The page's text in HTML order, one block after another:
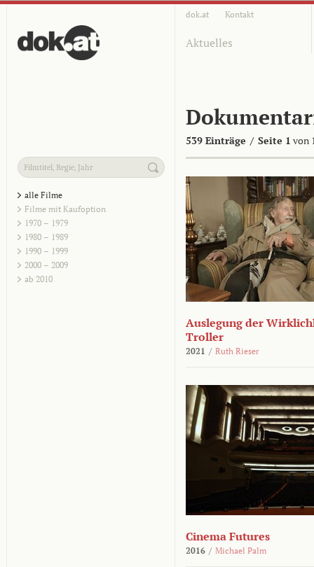
dok.at Kontakt
Aktuelles
539 Einträge / Seite 1 von
alle Filme
Filme mit Kaufoption
1970 – 1979
1980 – 1989
1990 – 1999
2000 – 2009
ab 2010
Auslegung der
Troller
2021 / Ruth Rieser
Cinema Futures
2016 / Michael Palm